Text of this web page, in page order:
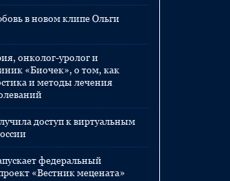
в новом клипе Ольги
онколог-уролог и
«Биочек», о том, как
и методы лечения
доступ к виртуальным
федеральный
«Вестник мецената»